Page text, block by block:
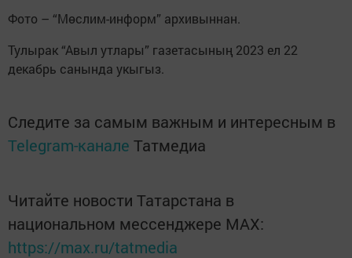
Фото – “Мөслим-информ” архивыннан.
Тулырак “Авыл утлары” газетасының 2023 ел 22
декабрь санында укыгыз.
Следите за самым важным и интересным в
Telegram-канале Татмедиа
Читайте новости Татарстана в
национальном мессенджере MАХ:
https://max.ru/tatmedia